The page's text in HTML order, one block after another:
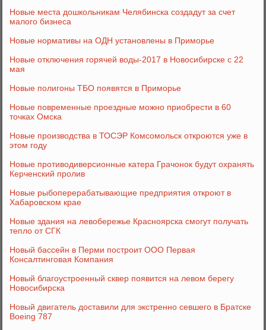
Новые места дошкольникам Челябинска создадут за счет
малого бизнеса
Новые нормативы на ОДН установлены в Приморье
Новые отключения горячей воды-2017 в Новосибирске с 22
мая
Новые полигоны ТБО появятся в Приморье
Новые повременные проездные можно приобрести в 60
точках Омска
Новые производства в ТОСЭР Комсомольск откроются уже в
этом году
Новые противодиверсионные катера Грачонок будут охранять
Керченский пролив
Новые рыбоперерабатывающие предприятия откроют в
Хабаровском крае
Новые здания на левобережье Красноярска смогут получать
тепло от СГК
Новый бассейн в Перми построит ООО Первая
Консалтинговая Компания
Новый благоустроенный сквер появится на левом берегу
Новосибирска
Новый двигатель доставили для экстренно севшего в Братске
Boeing 787